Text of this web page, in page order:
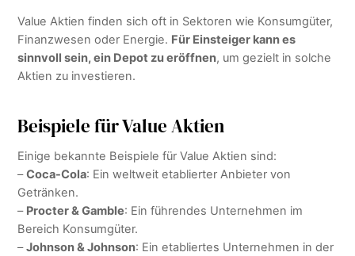
Value Aktien finden sich oft in Sektoren wie Konsumgüter,
Finanzwesen oder Energie. Für Einsteiger kann es
sinnvoll sein, ein Depot zu eröffnen, um gezielt in solche
Aktien zu investieren.
Beispiele für Value Aktien
Einige bekannte Beispiele für Value Aktien sind:
–Coca-Cola: Ein weltweit etablierter Anbieter von
Getränken.
– Procter & Gamble: Ein führendes Unternehmen im
Bereich Konsumgüter.
–Johnson & Johnson: Ein etabliertes Unternehmen in der